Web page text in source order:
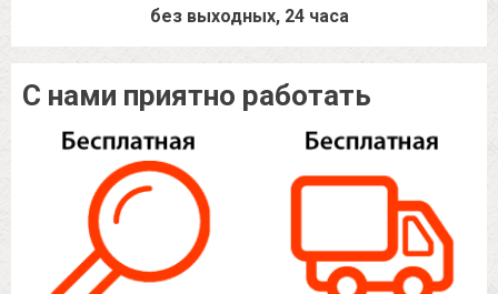
без выходных, 24 часа
С нами приятно работать